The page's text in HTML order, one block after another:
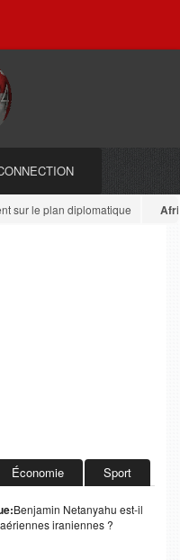
le plan diplomatique Afrique
Économie Sport
Benjamin Netanyahu est-il
iraniennes ?